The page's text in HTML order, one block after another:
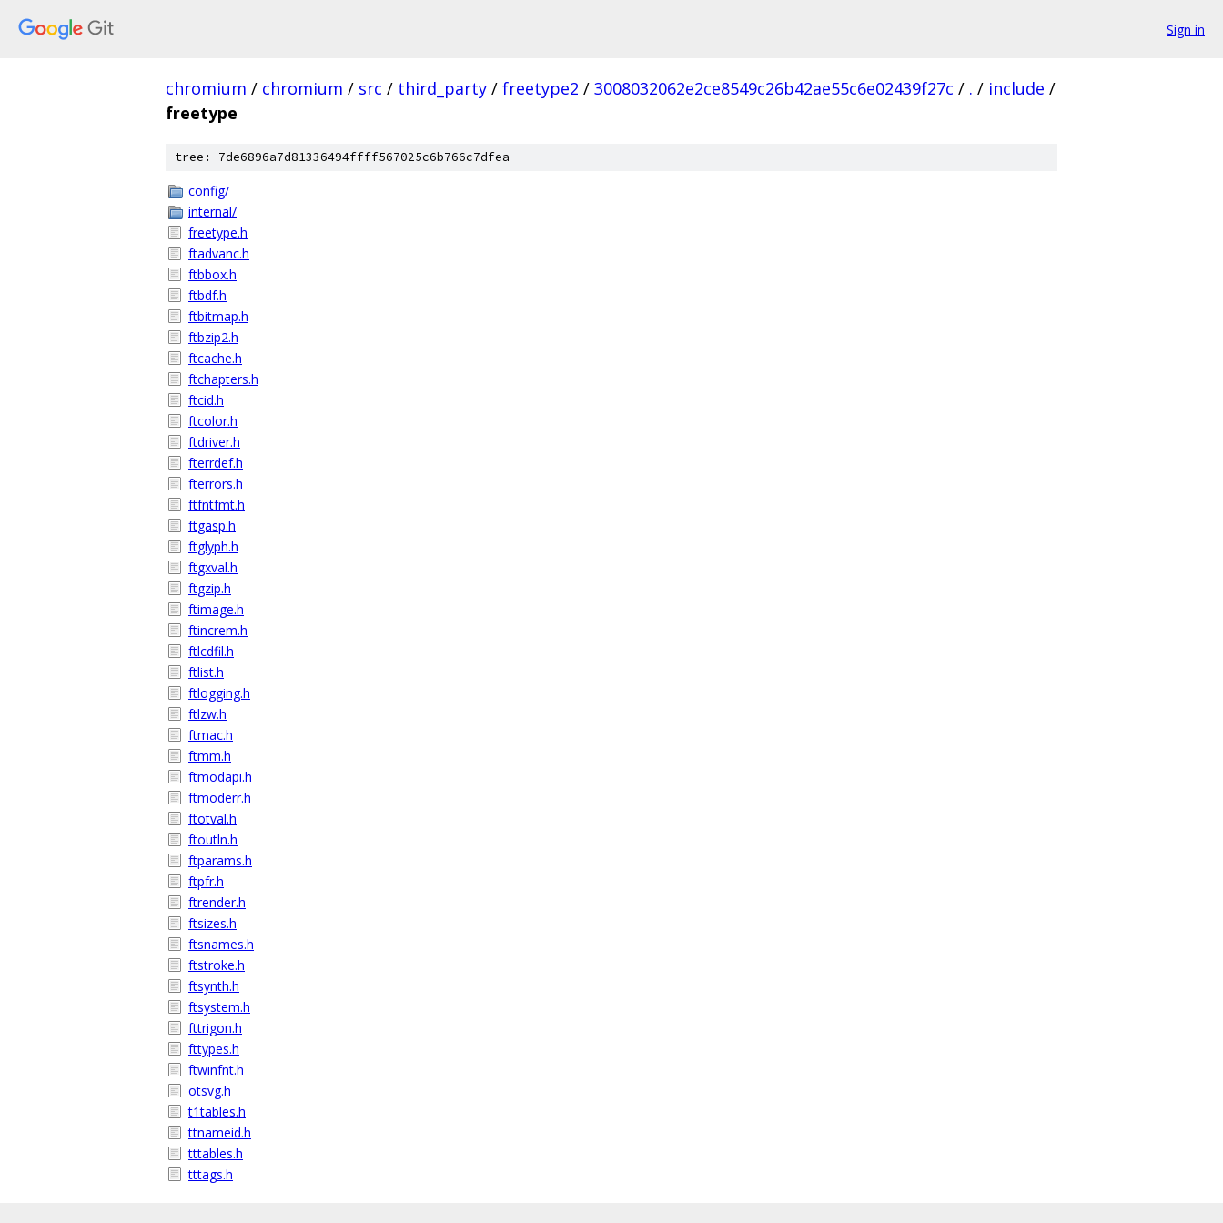
Sign in
chromium / chromium / src / third_party / freetype2 / 3008032062e2ce8549c26b42ae55c6e02439f27c / . / include /
freetype
tree: 7de6896a7d81336494ffff567025c6b766c7dfea
config/
internal/
freetype.h
ftadvanc.h
ftbbox.h
ftbdf.h
ftbitmap.h
ftbzip2.h
ftcache.h
ftchapters.h
ftcid.h
ftcolor.h
ftdriver.h
fterrdef.h
fterrors.h
ftfntfmt.h
ftgasp.h
ftglyph.h
ftgxval.h
ftgzip.h
ftimage.h
ftincrem.h
ftlcdfil.h
ftlist.h
ftlogging.h
ftlzw.h
ftmac.h
ftmm.h
ftmodapi.h
ftmoderr.h
ftotval.h
ftoutln.h
ftparams.h
ftpfr.h
ftrender.h
ftsizes.h
ftsnames.h
ftstroke.h
ftsynth.h
ftsystem.h
fttrigon.h
fttypes.h
ftwinfnt.h
otsvg.h
t1tables.h
ttnameid.h
tttables.h
tttags.h